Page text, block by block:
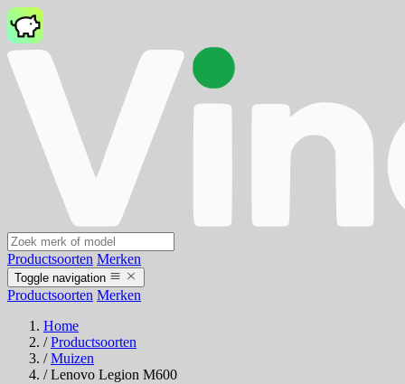
Productsoorten Merken
Toggle navigation
Productsoorten Merken
Home
/ Productsoorten
/ Muizen
/ Lenovo Legion M600